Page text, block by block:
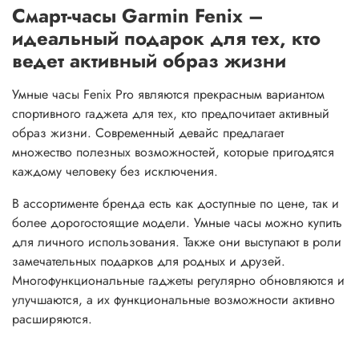
Смарт-часы Garmin Fenix –
идеальный подарок для тех, кто
ведет активный образ жизни
Умные часы Fenix Pro являются прекрасным вариантом
спортивного гаджета для тех, кто предпочитает активный
образ жизни. Современный девайс предлагает
множество полезных возможностей, которые пригодятся
каждому человеку без исключения.
В ассортименте бренда есть как доступные по цене, так и
более дорогостоящие модели. Умные часы можно купить
для личного использования. Также они выступают в роли
замечательных подарков для родных и друзей.
Многофункциональные гаджеты регулярно обновляются и
улучшаются, а их функциональные возможности активно
расширяются.